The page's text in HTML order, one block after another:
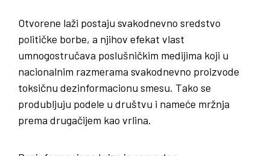
Otvorene laži postaju svakodnevno sredstvo
političke borbe, a njihov efekat vlast
umnogostručava poslušničkim medijima koji u
nacionalnim razmerama svakodnevno proizvode
toksičnu dezinformacionu smesu. Tako se
produbljuju podele u društvu i nameće mržnja
prema drugačijem kao vrlina.